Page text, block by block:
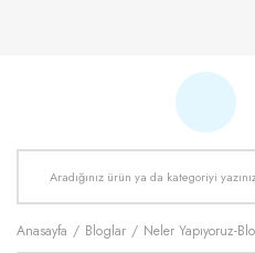
Anasayfa Bloglar Neler Yapıyoruz-